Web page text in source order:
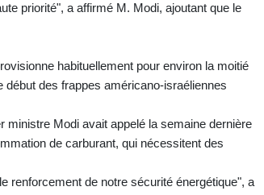
priorité", a affirmé M. Modi, ajoutant que le
habituellement pour environ la moitié
des frappes américano-israéliennes
ministre Modi avait appelé la semaine dernière
de carburant, qui nécessitent des
renforcement de notre sécurité énergétique", a